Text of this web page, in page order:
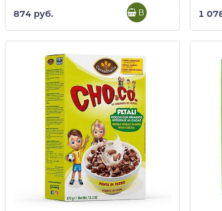
874 руб. В корзину 1